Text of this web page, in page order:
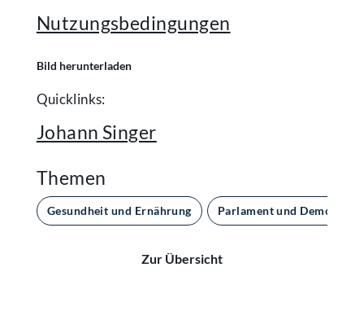
Nutzungsbedingungen
Bild herunterladen
Quicklinks:
Johann Singer
Themen
Gesundheit und Ernährung Parlament und Demokratie
Zur Übersicht